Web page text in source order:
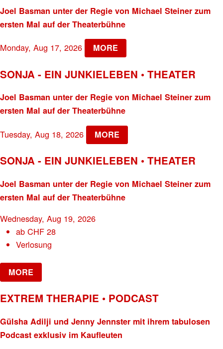
Joel Basman unter der Regie von Michael Steiner zum
ersten Mal auf der Theaterbühne
Monday, Aug 17, 2026 MORE
SONJA - EIN JUNKIELEBEN • THEATER
Joel Basman unter der Regie von Michael Steiner zum
ersten Mal auf der Theaterbühne
Tuesday, Aug 18, 2026 MORE
SONJA - EIN JUNKIELEBEN • THEATER
Joel Basman unter der Regie von Michael Steiner zum
ersten Mal auf der Theaterbühne
Wednesday, Aug 19, 2026
abCHF 28
Verlosung
MORE
EXTREM THERAPIE • PODCAST
Gülsha Adilji und Jenny Jennster mit ihrem tabulosen
Podcast exklusiv im Kaufleuten